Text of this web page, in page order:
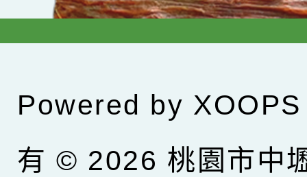
Powered by XOOPS
有 © 2026 桃園市中